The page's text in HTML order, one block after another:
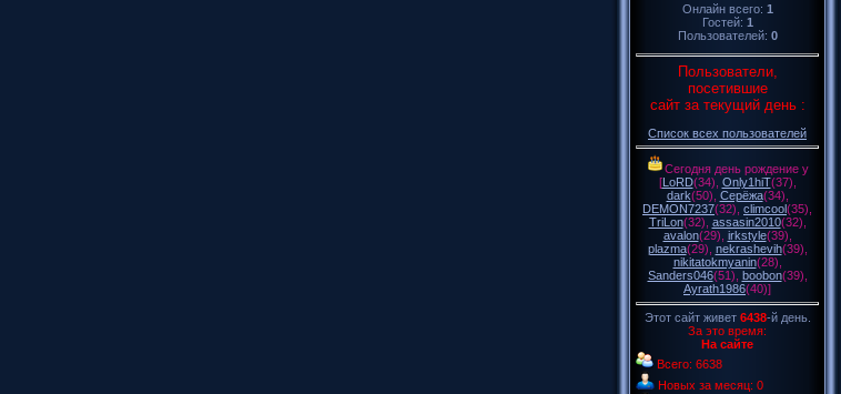
Онлайн всего: 1
Гостей: 1
Пользователей: 0
Пользователи,
посетившие
сайт за текущий день :
Список всех пользователей
Сегодня день рождение у
[LoRD(34) Only1hiT(37)
dark(50) Серёжа(34)
DEMON7237(32) climcool(35)
TriLon(32) assasin2010(32)
avalon(29) irkstyle(39)
plazma(29) nekrashevih(39)
nikitatokmyanin(28)
Sanders046(51) boobon(39)
Ayrath1986(40)]
Этот сайт живет 6438-й день.
За это время:
На сайте
Всего: 6638
Новых за месяц: 0